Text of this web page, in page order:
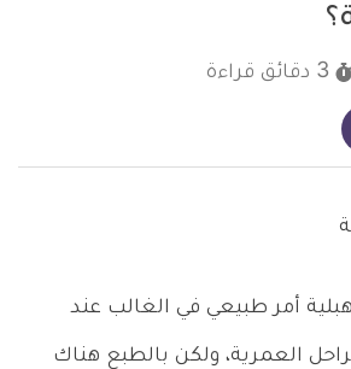
3 دقائق قراءة
- ديلي ميديكال انفو
أمر طبيعي في الغالب عند
العمرية، ولكن بالطبع هناك